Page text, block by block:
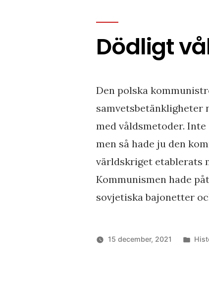
Dödligt
Den polska
med våldsmetoder.
men så hade ju den
världskriget etablerats
Kommunismen hade
sovjetiska bajonetter
15 december, 2021